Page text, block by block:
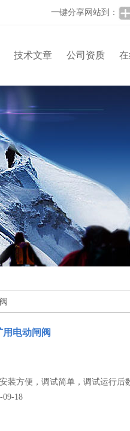
一键分享网站到：
技术文章 公司资质
电动闸阀
装方便，调试简单，调试运行后
18